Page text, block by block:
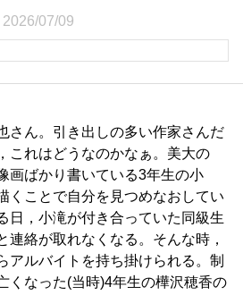
2026/07/09
さん。引き出しの多い作家さんだ
これはどうなのかなぁ。美大の
画ばかり書いている3年生の小
くことで自分を見つめなおしてい
日，小滝が付き合っていた同級生
連絡が取れなくなる。そんな時，
アルバイトを持ち掛けられる。制
くなった(当時)4年生の樺沢穂香の